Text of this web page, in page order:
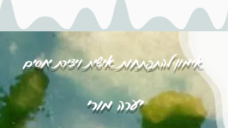
אימון להתפתחות אישית ויצירת יחסים
יערה מורי